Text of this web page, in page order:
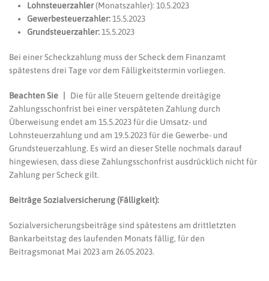
Lohnsteuerzahler(Monatszahler): 10.5.2023
Gewerbesteuerzahler:15.5.2023
Grundsteuerzahler:15.5.2023
Bei einer Scheckzahlung muss der Scheck dem Finanzamt
spätestens drei Tage vor dem Fälligkeitstermin vorliegen.
Beachten Sie | Die für alle Steuern geltende dreitägige
Zahlungsschonfrist bei einer verspäteten Zahlung durch
Überweisung endet am 15.5.2023 für die Umsatz- und
Lohnsteuerzahlung und am 19.5.2023 für die Gewerbe- und
Grundsteuerzahlung. Es wird an dieser Stelle nochmals darauf
hingewiesen, dass diese Zahlungsschonfrist ausdrücklich nicht für
Zahlung per Scheck gilt.
Beiträge Sozialversicherung (Fälligkeit):
Sozialversicherungsbeiträge sind spätestens am drittletzten
Bankarbeitstag des laufenden Monats fällig, für den
Beitragsmonat Mai 2023 am 26.05.2023.